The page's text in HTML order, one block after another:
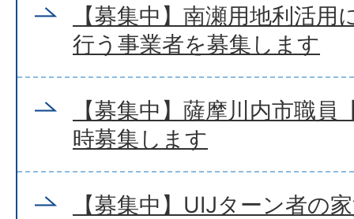
【募集中】南瀬用地利活
行う事業者を募集します
【募集中】薩摩川内市職
時募集します
【募集中】UIJターン者の